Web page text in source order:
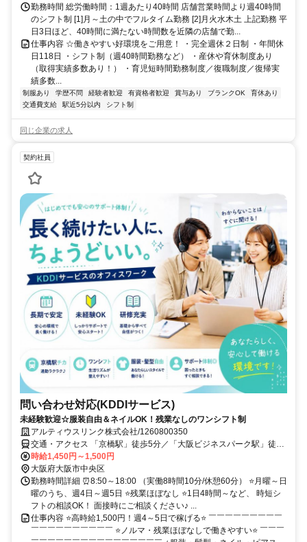
勤務時間 総労働時間：1週あたり40時間 店舗営業時間より週40時間
のシフト制 [1]月～土の中でフルタイム勤務 [2]月火水木土 上記勤務 平
日3日ほど、40時間に満たない時間数を近隣の店舗で勤...
仕事内容 ☆働きやすい好環境をご用意！ ・完全週休２日制 ・年間休
日118日 ・シフト制（週40時間勤務など） ・産休や育休制度あり
（取得実績多数あり！） ・育児短時間勤務制度／復職制度／復帰実
績多数...
制服あり 学歴不問 経験者歓迎 有資格者歓迎 賞与あり ブランクOK
育休あり
交通費支給
駅近5分以内 シフト制
同じ企業の求人
契約社員
問い合わせ対応(KDDIサービス)
未経験歓迎☆服装自由＆ネイルOK！残業なしのワンシフト制
アルティウスリンク株式会社/1260800350
交通・アクセス 「京橋駅」徒歩5分／「大阪ビジネスパーク駅」徒歩
3分
時給1,450円～1,500円
大阪府大阪市中央区
勤務時間詳細 ⏰8:50～18:00 （実働8時間10分/休憩60分） ⭐月曜～日
曜のうち、週4日～週5日 ⭐残業ほぼなし ⭐1日4時間～など、 時短シ
フトの相談OK！ 面接時にご相談ください♪ ...
仕事内容 ⭐高時給1,500円！週4～5日で稼げる⭐ ￣￣￣￣￣￣￣￣￣
￣￣￣￣￣￣￣￣￣￣ ⭐ノルマ・残業ほぼなしで働きやすい⭐ ￣￣￣